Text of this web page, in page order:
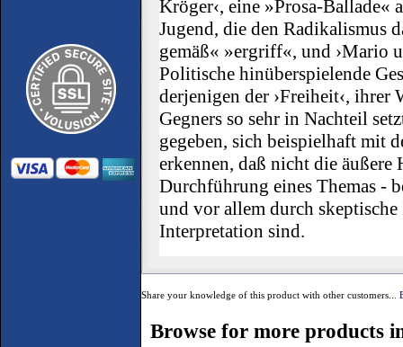
Kröger‹, eine »Prosa-Ballade«
Jugend, die den Radikalismus
gemäß« »ergriff«, und ›Mario
Politische hinüberspielende
derjenigen der ›Freiheit‹, ihrer
Gegners so sehr in Nachteil
gegeben, sich beispielhaft mit
erkennen, daß nicht die
Durchführung eines Themas -
und vor allem durch
Interpretation sind.
Share your knowledge of this product with other customers...
Browse for more products